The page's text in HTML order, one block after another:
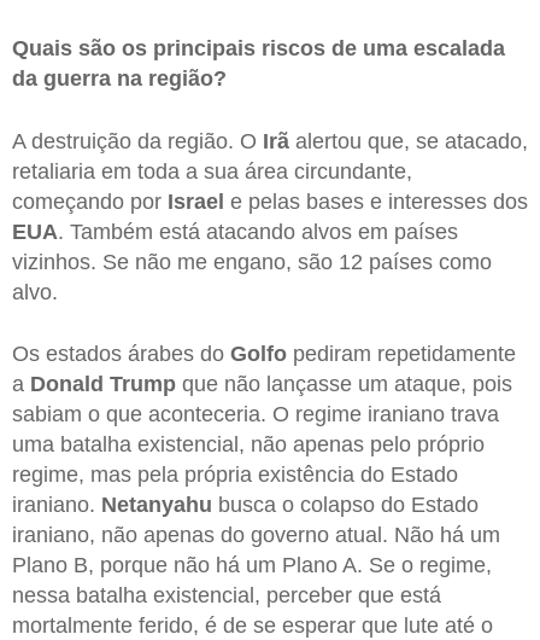
Quais são os principais riscos de uma escalada
da guerra na região?
A destruição da região. O Irã alertou que, se atacado,
retaliaria em toda a sua área circundante,
começando por Israel e pelas bases e interesses dos
EUA. Também está atacando alvos em países
vizinhos. Se não me engano, são 12 países como
alvo.
Os estados árabes do Golfo pediram repetidamente
a Donald Trump que não lançasse um ataque, pois
sabiam o que aconteceria. O regime iraniano trava
uma batalha existencial, não apenas pelo próprio
regime, mas pela própria existência do Estado
iraniano. Netanyahu busca o colapso do Estado
iraniano, não apenas do governo atual. Não há um
Plano B, porque não há um Plano A. Se o regime,
nessa batalha existencial, perceber que está
mortalmente ferido, é de se esperar que lute até o